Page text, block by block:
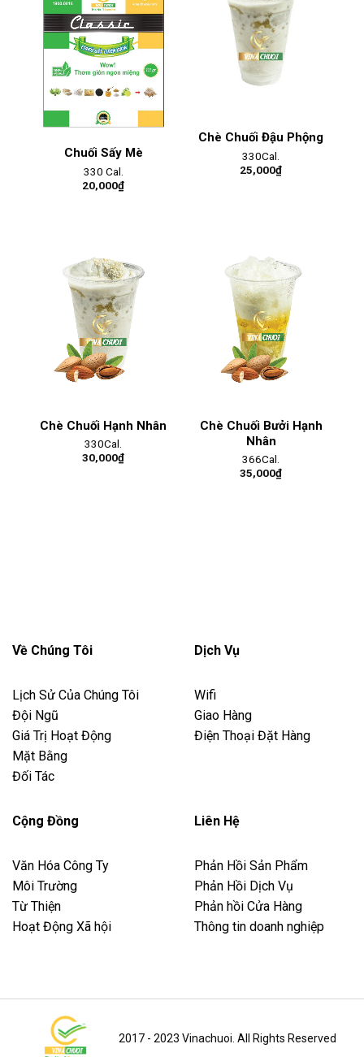
Chuối Sấy Mè
330 Cal.
20,000₫
Chè Chuối Đậu Phộng
330Cal.
25,000₫
Chè Chuối Hạnh Nhân
330Cal.
30,000₫
Chè Chuối Bưởi Hạnh
Nhân
366Cal.
35,000₫
Về Chúng Tôi
Lịch Sử Của Chúng Tôi
Đội Ngũ
Giá Trị Hoạt Động
Mặt Bằng
Đối Tác
Dịch Vụ
Wifi
Giao Hàng
Điện Thoại Đặt Hàng
Cộng Đồng
Văn Hóa Công Ty
Môi Trường
Từ Thiện
Hoạt Động Xã hội
Liên Hệ
Phản Hồi Sản Phẩm
Phản Hồi Dịch Vụ
Phản hồi Cửa Hàng
Thông tin doanh nghiệp
2017 - 2023 Vinachuoi. All Rights Reserved